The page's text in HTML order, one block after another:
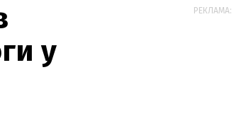
у
РЕКЛАМА: